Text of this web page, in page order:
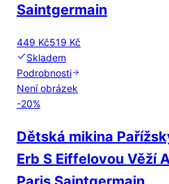
Saintgermain
449 Kč519 Kč
Skladem
Podrobnosti
Není obrázek
-20%
Dětská mikina
Erb S Eiffelovou Věží